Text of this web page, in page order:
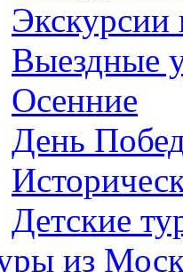
Экскурсии
Выездные
Осенние
День
Детские
из